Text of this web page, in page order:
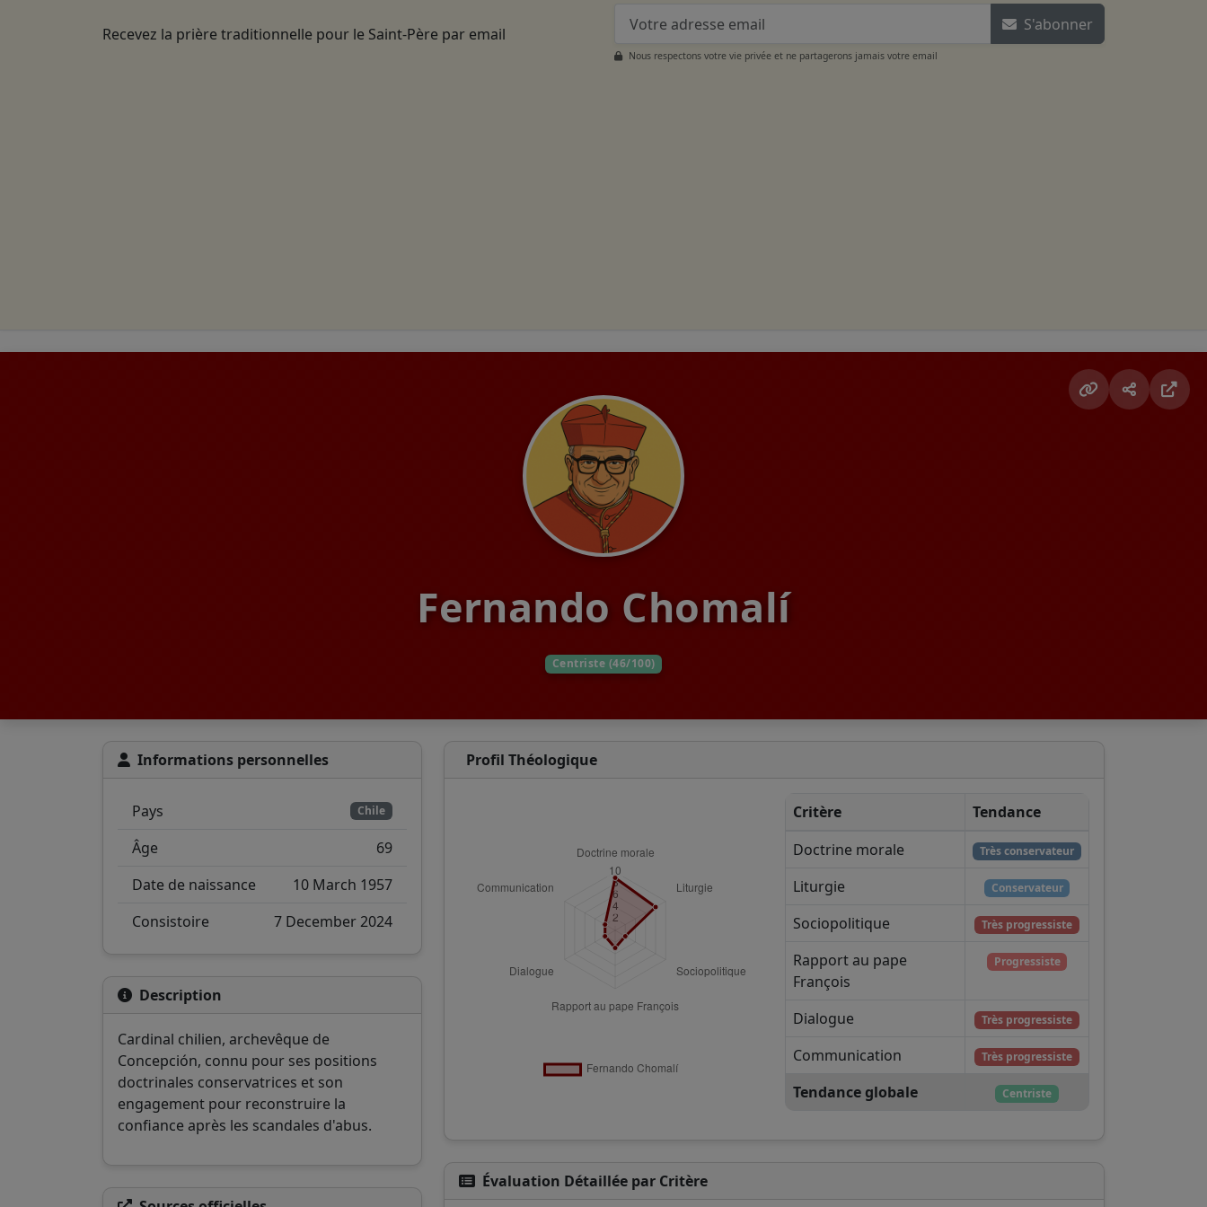
Recevez la prière traditionnelle pour le Saint-Père par email S'abonner
Nous respectons votre vie privée et ne partagerons jamais votre email
Fernando Chomalí
Centriste (46/100)
Informations personnelles
Pays Chile
Âge
69
Date de naissance
10 March 1957
Consistoire
7 December 2024
Description
Cardinal chilien, archevêque de
Concepción, connu pour ses positions
doctrinales conservatrices et son
engagement pour reconstruire la
confiance après les scandales d'abus.
Profil Théologique
Critère
Tendance
Doctrine morale
Très conservateur
Liturgie Conservateur
Sociopolitique Très progressiste
Rapport au pape
François
Progressiste
Dialogue Très progressiste
Communication Très progressiste
Tendance globale Centriste
Évaluation Détaillée par Critère